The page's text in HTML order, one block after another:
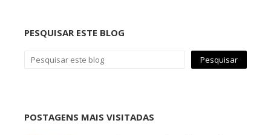
PESQUISAR ESTE BLOG
POSTAGENS MAIS VISITADAS